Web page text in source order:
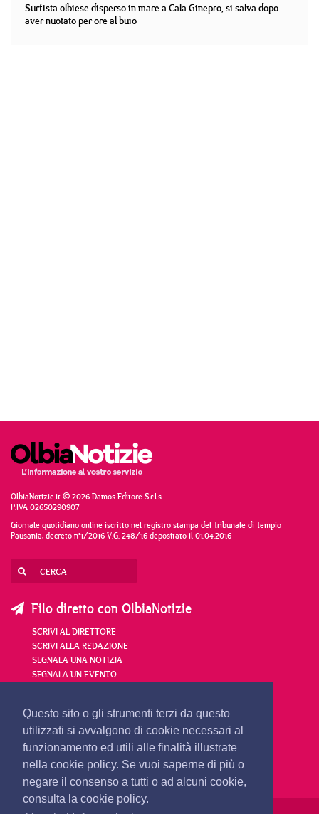
Questo sito o gli strumenti terzi da questo
utilizzati si avvalgono di cookie necessari al
funzionamento ed utili alle finalità illustrate
nella cookie policy. Se vuoi saperne di più o
negare il consenso a tutti o ad alcuni cookie,
consulta la cookie policy.
Surfista olbiese disperso in mare a Cala Ginepro, si salva dopo
aver nuotato per ore al buio
OlbiaNotizie.it © 2026 Damos Editore S.r.l.s
P.IVA 02650290907
Giornale quotidiano online iscritto nel registro stampa del Tribunale di Tempio
Pausania, decreto n°1/2016 V.G. 248/16 depositato il 01.04.2016
Filo diretto con OlbiaNotizie
SCRIVI AL DIRETTORE
SCRIVI ALLA REDAZIONE
SEGNALA UNA NOTIZIA
SEGNALA UN EVENTO
redazione@olbianotizie.it